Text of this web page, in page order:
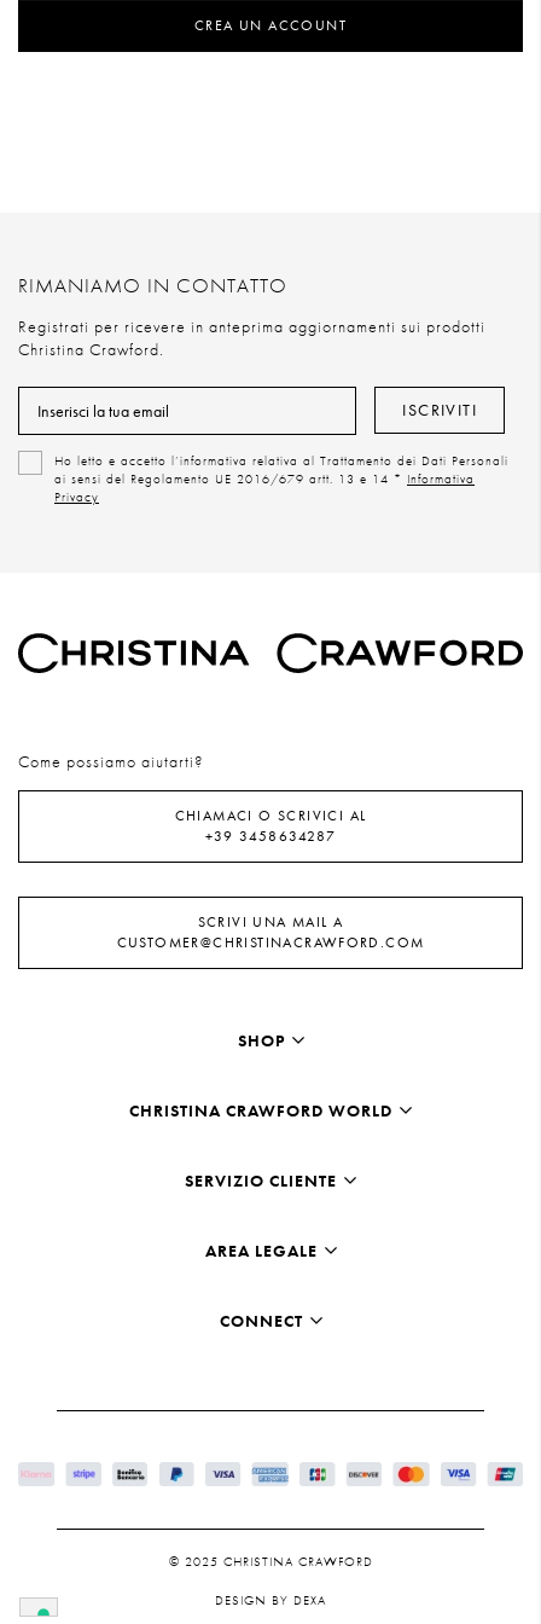
CREA UN ACCOUNT
RIMANIAMO IN CONTATTO
Registrati per ricevere in anteprima aggiornamenti sui prodotti
Christina Crawford.
ISCRIVITI
Ho letto e accetto l’informativa relativa al Trattamento dei Dati Personali
ai sensi del Regolamento UE 2016/679 artt. 13 e 14 * Informativa
Privacy
Come possiamo aiutarti?
CHIAMACI O SCRIVICI AL
+39 3458634287
SCRIVI UNA MAIL A
CUSTOMER@CHRISTINACRAWFORD.COM
SHOP
CHRISTINA CRAWFORD WORLD
SERVIZIO CLIENTE
AREA LEGALE
CONNECT
© 2025 CHRISTINA CRAWFORD
DESIGN BY DEXA